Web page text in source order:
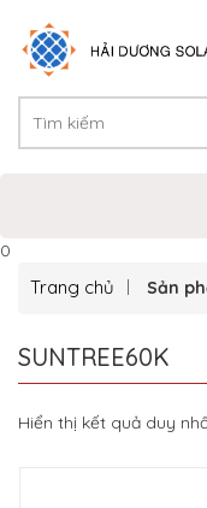
0
Trang chủ Sản
SUNTREE60K
Hiển thị kết quả duy